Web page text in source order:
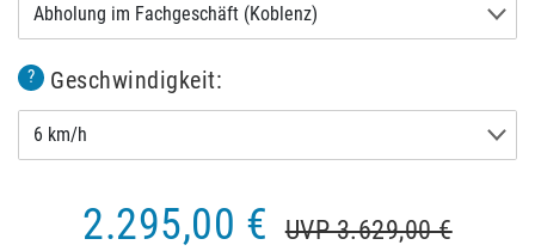
Abholung im Fachgeschäft (Koblenz)
? Geschwindigkeit:
6 km/h
2.295,00 € UVP 3.629,00 €